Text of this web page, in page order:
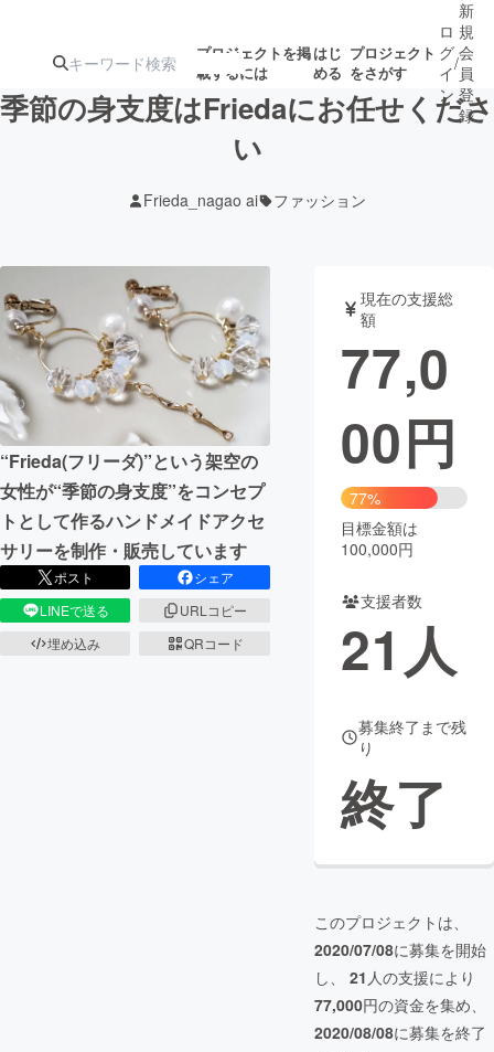
プロジェクトを掲
載するには
はじ
める
プロジェクト
をさがす
ターン
ジェクト
ロジェクト
アート・写真 音楽
テクノロジー・ガジェット ゲーム・
映像・映画 書籍・雑誌
ビジネス・起業 チャレンジ
まちづくり・地域活性化
CAMPFIRE for Social Good
CAMPFIRE Creation
CAMPFIREふるさと納税
コミュニティ
ロ
グ
イ
ン
/
新
規
会
員
登
録
季節の身支度はFriedaにお任せくださ
い
Frieda_nagao ai ファッション
“Frieda(フリーダ)”という架空の
女性が“季節の身支度”をコンセプ
トとして作るハンドメイドアクセ
サリーを制作・販売しています
ポスト
シェア
LINEで送る
URLコピー
埋め込み
QRコード
現在の支援総
額
77,0
00円
77%
目標金額は
100,000円
支援者数
21 人
募集終了まで残
り
終了
このプロジェクトは、
2020/07/08に募集を開始
し、 21 人の支援により
77,000円の資金を集め、
2020/08/08に募集を終了